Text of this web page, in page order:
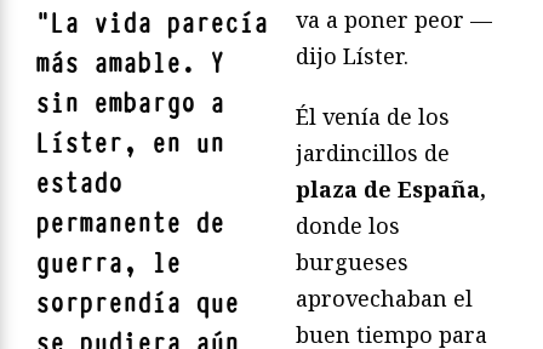
"La vida parecía
más amable. Y
sin embargo a
Líster, en un
estado
permanente de
guerra, le
sorprendía que
va a poner peor —
dijo Líster.
Él venía de los
jardincillos de
plaza de España,
donde los
burgueses
aprovechaban el
buen tiempo para